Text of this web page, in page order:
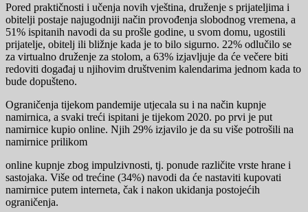
Pored praktičnosti i učenja novih vještina, druženje s prijateljima i
obitelji postaje najugodniji način provođenja slobodnog vremena, a
51% ispitanih navodi da su prošle godine, u svom domu, ugostili
prijatelje, obitelj ili bližnje kada je to bilo sigurno. 22% odlučilo se
za virtualno druženje za stolom, a 63% izjavljuje da će večere biti
redoviti događaj u njihovim društvenim kalendarima jednom kada to
bude dopušteno.
Ograničenja tijekom pandemije utjecala su i na način kupnje
namirnica, a svaki treći ispitani je tijekom 2020. po prvi je put
namirnice kupio online. Njih 29% izjavilo je da su više potrošili na
namirnice prilikom
online kupnje zbog impulzivnosti, tj. ponude različite vrste hrane i
sastojaka. Više od trećine (34%) navodi da će nastaviti kupovati
namirnice putem interneta, čak i nakon ukidanja postojećih
ograničenja.